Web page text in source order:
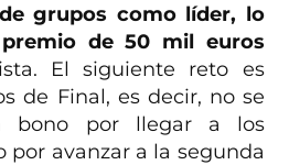
grupos como líder, lo
de 50 mil euros
El siguiente reto es
de Final, es decir, no se
bono por llegar a los
por avanzar a la segunda